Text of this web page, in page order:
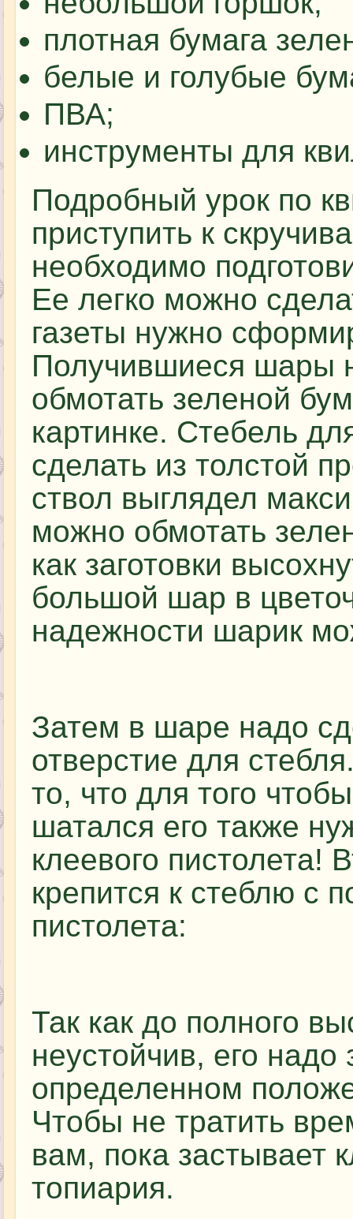
плотная бумага
белые и голубые
ПВА;
инструменты для
Подробный урок по
приступить к
необходимо
Ее легко можно
газеты нужно
Получившиеся шары
обмотать зеленой
картинке. Стебель
сделать из толстой
ствол выглядел
можно обмотать
как заготовки
большой шар в
надежности шарик
Затем в шаре надо
отверстие для
то, что для того
шатался его также
клеевого пистолета!
крепится к стеблю с
пистолета:
Так как до полного
неустойчив, его надо
определенном
Чтобы не тратить
вам, пока застывает
топиария.